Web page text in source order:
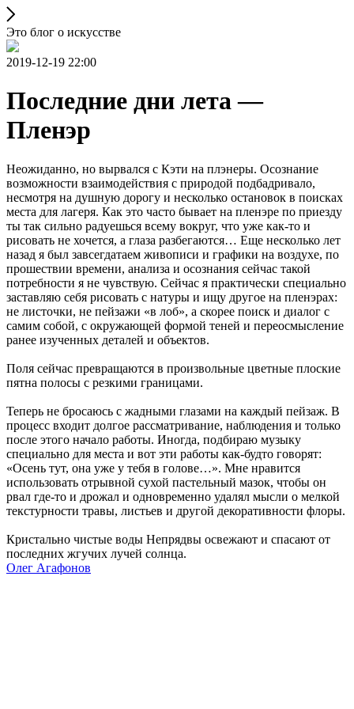
Это блог о искусстве
2019-12-19 22:00
Последние дни лета —
Пленэр
Неожиданно, но вырвался с Кэти на плэнеры. Осознание
возможности взаимодействия с природой подбадривало,
несмотря на душную дорогу и несколько остановок в поисках
места для лагеря. Как это часто бывает на пленэре по приезду
ты так сильно радуешься всему вокруг, что уже как-то и
рисовать не хочется, а глаза разбегаются… Еще несколько лет
назад я был завсегдатаем живописи и графики на воздухе, по
прошествии времени, анализа и осознания сейчас такой
потребности я не чувствую. Сейчас я практически специально
заставляю себя рисовать с натуры и ищу другое на пленэрах:
не листочки, не пейзажи «в лоб», а скорее поиск и диалог с
самим собой, с окружающей формой теней и переосмысление
ранее изученных деталей и объектов.
Поля сейчас превращаются в произвольные цветные плоские
пятна полосы с резкими границами.
Теперь не бросаюсь с жадными глазами на каждый пейзаж. В
процесс входит долгое рассматривание, наблюдения и только
после этого начало работы. Иногда, подбираю музыку
специально для места и вот эти работы как-будто говорят:
«Осень тут, она уже у тебя в голове…». Мне нравится
использовать отрывной сухой пастельный мазок, чтобы он
рвал где-то и дрожал и одновременно удалял мысли о мелкой
текстурности травы, листьев и другой декоративности флоры.
Кристально чистые воды Непрядвы освежают и спасают от
последних жгучих лучей солнца.
Олег Агафонов